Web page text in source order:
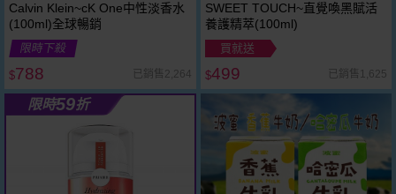
Calvin Klein~cK One中性淡香水
(100ml)全球暢銷
限時下殺
$788 已銷售2,264
SWEET TOUCH~直覺喚黑賦活
養護精萃(100ml)
買就送
$499 已銷售1,625
限時59折